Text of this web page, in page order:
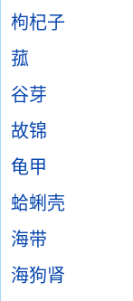
枸杞子
菰
谷芽
故锦
龟甲
蛤蜊壳
海带
海狗肾